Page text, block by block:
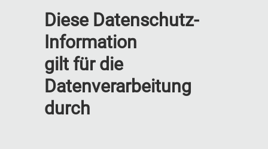
Diese Datenschutz-
Information
gilt für die
Datenverarbeitung
durch